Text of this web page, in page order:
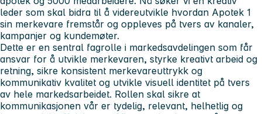
leder som skal bidra til å videreutvikle hvordan Apotek 1
sin merkevare fremstår og oppleves på tvers av kanaler,
kampanjer og kundemøter.
Dette er en sentral fagrolle i markedsavdelingen som får
ansvar for å utvikle merkevaren, styrke kreativt arbeid og
retning, sikre konsistent merkevareuttrykk og
kommunikativ kvalitet og utvikle visuell identitet på tvers
av hele markedsarbeidet. Rollen skal sikre at
kommunikasjonen vår er tydelig, relevant, helhetlig og